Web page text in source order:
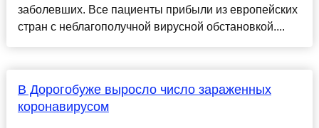
заболевших. Все пациенты прибыли из европейских
стран с неблагополучной вирусной обстановкой....
В Дорогобуже выросло число зараженных
коронавирусом